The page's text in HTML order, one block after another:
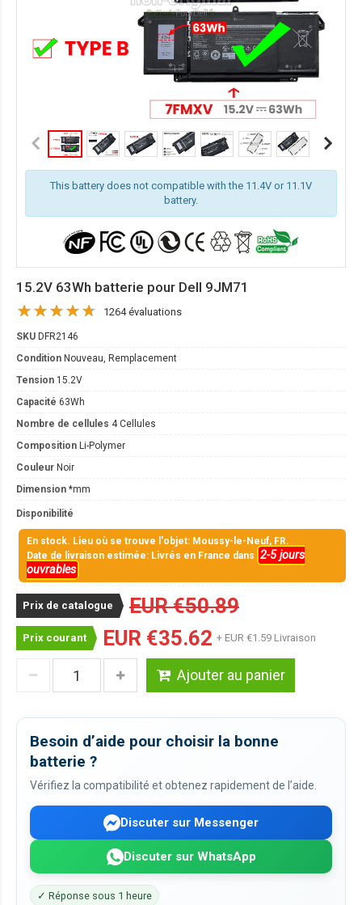
This battery does not compatible with the 11.4V or 11.1V
battery.
15.2V 63Wh batterie pour Dell 9JM71
1264 évaluations
SKU DFR2146
Condition Nouveau, Remplacement
Tension 15.2V
Capacité 63Wh
Nombre de cellules 4 Cellules
Composition Li-Polymer
Couleur Noir
Dimension *mm
Disponibilité
En stock. Lieu où se trouve l'objet: Moussy-le-Neuf, FR.
Date de livraison estimée: Livrés en France dans 2-5 jours
ouvrables
Prix de catalogue EUR €50.89
Prix courant EUR €35.62 + EUR €1.59 Livraison
Ajouter au panier
Besoin d’aide pour choisir la bonne
batterie ?
Vérifiez la compatibilité et obtenez rapidement de l’aide.
Discuter sur Messenger
Discuter sur WhatsApp
✓ Réponse sous 1 heure